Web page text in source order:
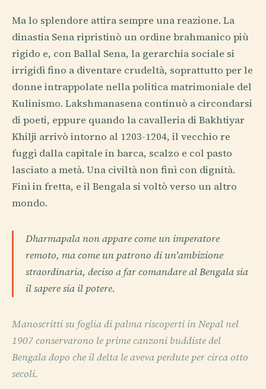
Ma lo splendore attira sempre una reazione. La
dinastia Sena ripristinò un ordine brahmanico più
rigido e, con Ballal Sena, la gerarchia sociale si
irrigidì fino a diventare crudeltà, soprattutto per le
donne intrappolate nella politica matrimoniale del
Kulinismo. Lakshmanasena continuò a circondarsi
di poeti, eppure quando la cavalleria di Bakhtiyar
Khilji arrivò intorno al 1203-1204, il vecchio re
fuggì dalla capitale in barca, scalzo e col pasto
lasciato a metà. Una civiltà non finì con dignità.
Finì in fretta, e il Bengala si voltò verso un altro
mondo.
Dharmapala non appare come un imperatore
remoto, ma come un patrono di un'ambizione
straordinaria, deciso a far comandare al Bengala sia
il sapere sia il potere.
Manoscritti su foglia di palma riscoperti in Nepal nel
1907 conservarono le prime canzoni buddiste del
Bengala dopo che il delta le aveva perdute per circa otto
secoli.